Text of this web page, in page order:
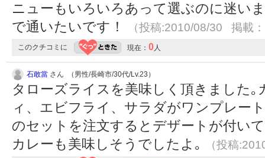
ニューもいろいろあって選ぶのに迷い
で通いたいです！
（投稿:2010/08/30 掲載
このクチコミに 現在： 0人
石敢當 さん （男性/長崎市/30代/Lv.23）
タローズライスを美味しく頂きました
ィ、エビフライ、サラダがワンプレー
のセットを注文するとデザートが付い
カレーも美味しそうでしたよ｡
（投稿